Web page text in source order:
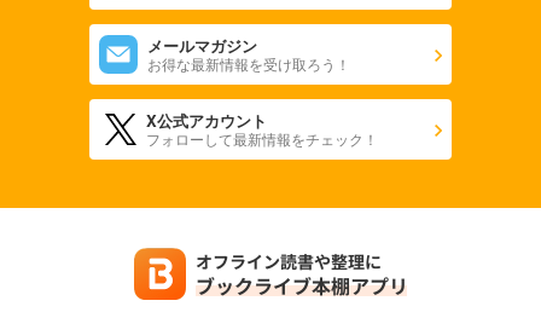
メールマガジン
お得な最新情報を受け取ろう！
X公式アカウント
フォローして最新情報をチェック！